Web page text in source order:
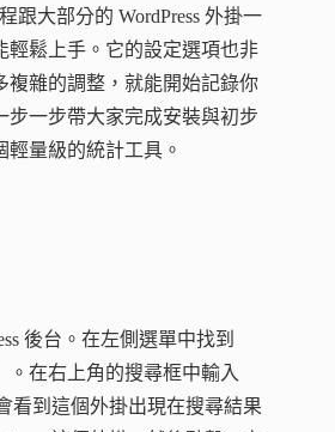
跟大部分的 WordPress 外掛一
輕鬆上手。它的設定選項也非
複雜的調整，就能開始記錄你
步一步帶大家完成安裝與初步
量級的統計工具。
後台。在左側選單中找到
。在右上角的搜尋框中輸入
看到這個外掛出現在搜尋結果